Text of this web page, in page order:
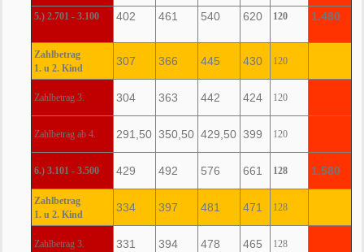
5.) 2.701 - 3.100 402 461 540 620 120 1.480
Zahlbetrag
1. u 2. Kind
307 366 445 430 120
Zahlbetrag 3. 304 363 442 424 120
Zahlbetrag ab 4. 291,50 350,50 429,50 399 120
6.) 3.101 - 3.500 429 492 576 661 128 1.580
Zahlbetrag
1. u 2. Kind
334 397 481 471 128
Zahlbetrag 3. 331 394 478 465 128